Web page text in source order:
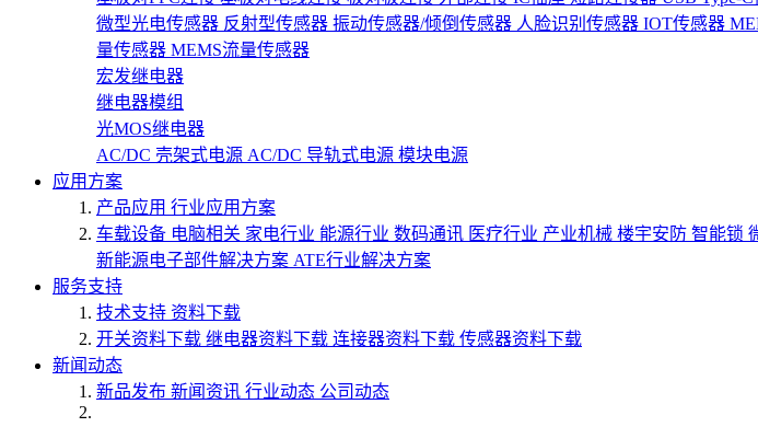
微型光电传感器 反射型传感器 振动传感器/倾倒传感器 人脸识别传感器 IOT传感器
量传感器 MEMS流量传感器
宏发继电器
继电器模组
光MOS继电器
AC/DC 壳架式电源 AC/DC 导轨式电源 模块电源
应用方案
产品应用 行业应用方案
车载设备 电脑相关 家电行业 能源行业 数码通讯 医疗行业 产业机械 楼宇安防 智能锁
新能源电子部件解决方案 ATE行业解决方案
服务支持
技术支持 资料下载
开关资料下载 继电器资料下载 连接器资料下载 传感器资料下载
新闻动态
新品发布 新闻资讯 行业动态 公司动态